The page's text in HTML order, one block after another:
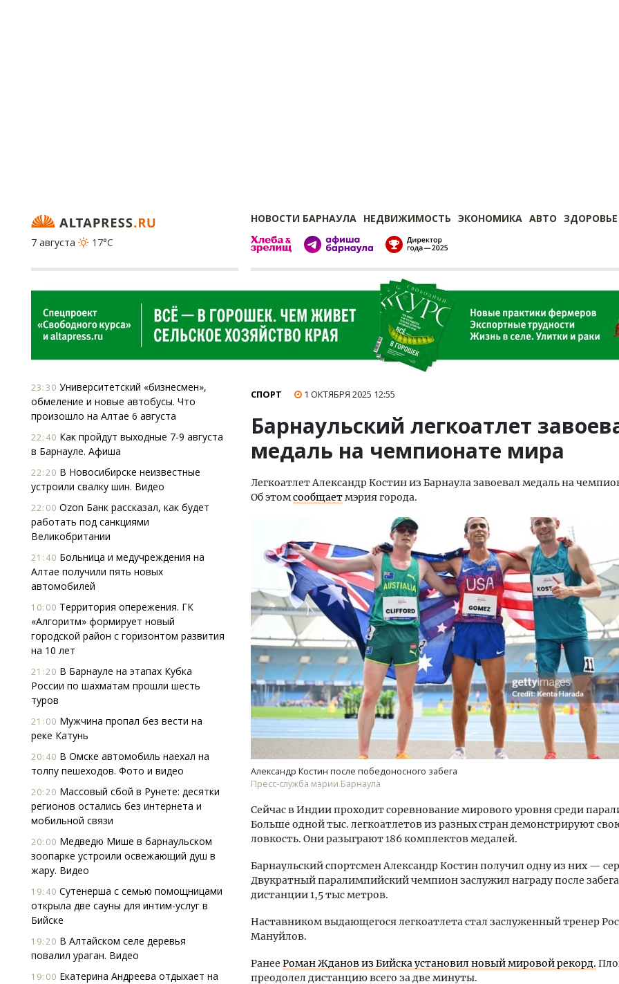
НОВОСТИ БАРНАУЛА НЕДВИЖИМОСТЬ ЭКОНОМИКА АВТО ЗДОРОВЬЕ
7 августа
17°C
23:30 Университетский «бизнесмен»,
обмеление и новые автобусы. Что
произошло на Алтае 6 августа
22:40 Как пройдут выходные 7-9 августа
в Барнауле. Афиша
22:20 В Новосибирске неизвестные
устроили свалку шин. Видео
22:00 Ozon Банк рассказал, как будет
работать под санкциями
Великобритании
21:40 Больница и медучреждения на
Алтае получили пять новых
автомобилей
10:00 Территория опережения. ГК
«Алгоритм» формирует новый
городской район с горизонтом развития
на 10 лет
21:20 В Барнауле на этапах Кубка
России по шахматам прошли шесть
туров
21:00 Мужчина пропал без вести на
реке Катунь
20:40 В Омске автомобиль наехал на
толпу пешеходов. Фото и видео
20:20 Массовый сбой в Рунете: десятки
регионов остались без интернета и
мобильной связи
20:00 Медведю Мише в барнаульском
зоопарке устроили освежающий душ в
жару. Видео
19:40 Сутенерша с семью помощницами
открыла две сауны для интим-услуг в
Бийске
19:20 В Алтайском селе деревья
повалил ураган. Видео
19:00 Екатерина Андреева отдыхает на
СПОРТ 1 ОКТЯБРЯ 2025 12:55
Барнаульский легкоатлет
медаль на чемпионате мира
Легкоатлет Александр Костин из Барнаула завоевал медаль на
Об этомсообщаетмэрия города.
Александр Костин после победоносного забега
Пресс-служба мэрии Барнаула
Сейчас в Индии проходит соревнование мирового уровня среди
Больше одной тыс. легкоатлетов из разных стран демонстрируют
ловкость. Они разыграют 186 комплектов медалей.
Барнаульский спортсмен Александр Костин получил одну из них —
Двукратный паралимпийский чемпион заслужил награду после
дистанции 1,5 тыс метров.
Наставником выдающегося легкоатлета стал заслуженный тренер
Мануйлов.
Ранее Роман Жданов из Бийска установил новый мировой рекорд.
преодолел дистанцию всего за две минуты.
Смелость архитектурных идей.
Генеральный директор компании
ЗИАС — об эстетике городов,
трендах в фасадах и развитии рынка
Архитектурный код
земли. Мощение